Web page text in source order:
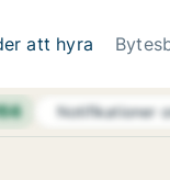
att hyra
Notifikationer